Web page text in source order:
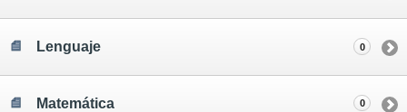
Lenguaje 0
Matemática 0